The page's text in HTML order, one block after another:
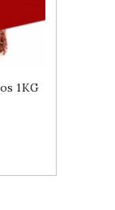
1KG